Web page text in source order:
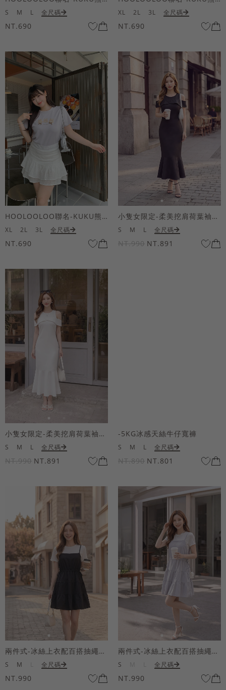
S M L 全尺碼
NT.690
XL 2L 3L 全尺碼
NT.690
HOOLOOLOO聯名-KUKU熊蝴蝶結短袖上衣
XL 2L 3L 全尺碼
NT.690
小隻女限定-柔美挖肩荷葉袖魚尾長洋裝
S M L 全尺碼
NT.990 NT.891
小隻女限定-柔美挖肩荷葉袖魚尾長洋裝
S M L 全尺碼
NT.990 NT.891
-5KG冰感天絲牛仔寬褲
S M L 全尺碼
NT.890 NT.801
兩件式-冰絲上衣配百搭抽繩短洋裝
S M 全尺碼
NT.990
兩件式-冰絲上衣配百搭抽繩短洋裝
S 全尺碼
NT.990